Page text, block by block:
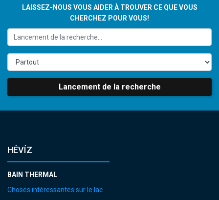
LAISSEZ-NOUS VOUS AIDER À TROUVER CE QUE VOUS
CHERCHEZ POUR VOUS!
Lancement de la recherche
HÉVÍZ
BAIN THERMAL
Choses intéressantes sur le lac